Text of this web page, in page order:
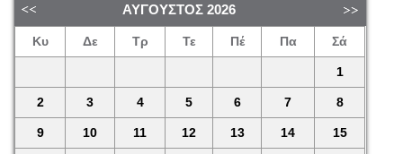
ΑΎΓΟΥΣΤΟΣ 2026
Κυ Δε Τρ Τε Πέ Πα Σά
1
2 3 4 5 6 7 8
9 10 11 12 13 14 15